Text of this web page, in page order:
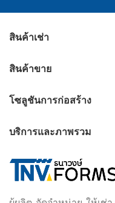
สินค้าเช่า
สินค้าขาย
โซลูชันการก่อสร้าง
บริการและภาพรวม